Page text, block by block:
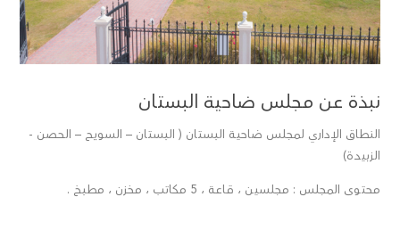
نبذة عن مجلس ضاحية البستان
النطاق الإداري لمجلس ضاحية البستان ( البستان – السويح – الحصن -
الزبيدة)
محتوى المجلس : مجلسين ، قـاعـة ، 5 مكاتب ، مخزن ، مطبخ .